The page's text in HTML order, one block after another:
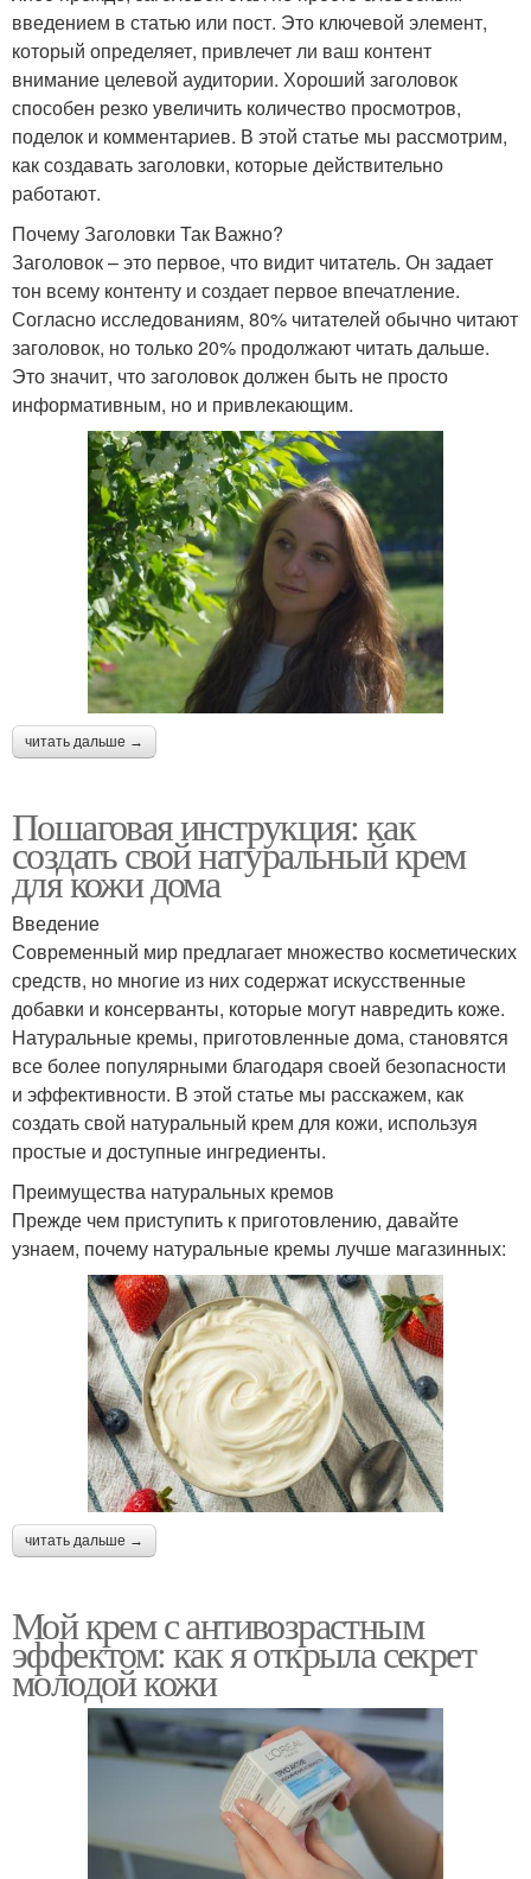
введением в статью или пост. Это ключевой элемент,
который определяет, привлечет ли ваш контент
внимание целевой аудитории. Хороший заголовок
способен резко увеличить количество просмотров,
поделок и комментариев. В этой статье мы рассмотрим,
как создавать заголовки, которые действительно
работают.
Почему Заголовки Так Важно?
Заголовок – это первое, что видит читатель. Он задает
тон всему контенту и создает первое впечатление.
Согласно исследованиям, 80% читателей обычно читают
заголовок, но только 20% продолжают читать дальше.
Это значит, что заголовок должен быть не просто
информативным, но и привлекающим.
читать дальше →
Пошаговая инструкция: как
создать свой натуральный крем
для кожи дома
Введение
Современный мир предлагает множество косметических
средств, но многие из них содержат искусственные
добавки и консерванты, которые могут навредить коже.
Натуральные кремы, приготовленные дома, становятся
все более популярными благодаря своей безопасности
и эффективности. В этой статье мы расскажем, как
создать свой натуральный крем для кожи, используя
простые и доступные ингредиенты.
Преимущества натуральных кремов
Прежде чем приступить к приготовлению, давайте
узнаем, почему натуральные кремы лучше магазинных:
читать дальше →
Мой крем с антивозрастным
эффектом: как я открыла секрет
молодой кожи